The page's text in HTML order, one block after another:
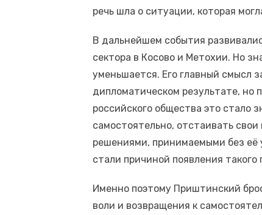
речь шла о ситуации, которая
В дальнейшем события
сектора в Косово и Метохии. Но
уменьшается. Его главный смысл
дипломатическом результате, но
российского общества это стало
самостоятельно, отстаивать
решениями, принимаемыми без её
стали причиной появления
Именно поэтому Приштинский
воли и возвращения к